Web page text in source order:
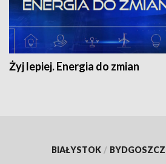
Żyj lepiej. Energia do zmian
BIAŁYSTOK / BYDGOSZCZ